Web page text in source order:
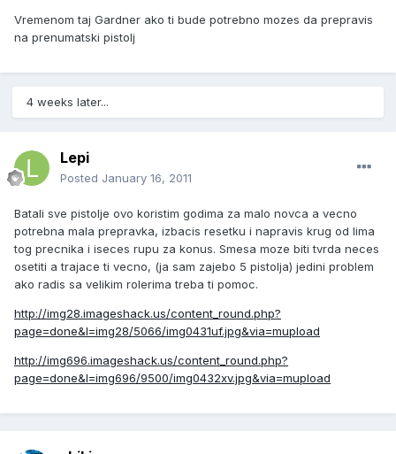
Vremenom taj Gardner ako ti bude potrebno mozes da prepravis
na prenumatski pistolj
4 weeks later...
Lepi
Posted January 16, 2011
Batali sve pistolje ovo koristim godima za malo novca a vecno
potrebna mala prepravka, izbacis resetku i napravis krug od lima
tog precnika i iseces rupu za konus. Smesa moze biti tvrda neces
osetiti a trajace ti vecno, (ja sam zajebo 5 pistolja) jedini problem
ako radis sa velikim rolerima treba ti pomoc.
http://img28.imageshack.us/content_round.php?
page=done&l=img28/5066/img0431uf.jpg&via=mupload
http://img696.imageshack.us/content_round.php?
page=done&l=img696/9500/img0432xv.jpg&via=mupload